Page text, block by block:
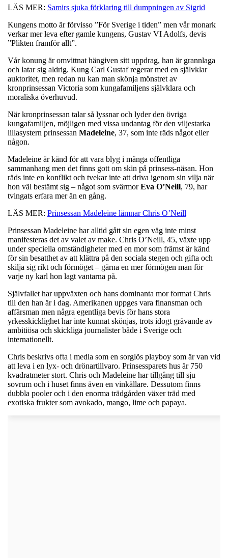
LÄS MER: Samirs sjuka förklaring till dumpningen av Sigrid
Kungens motto är förvisso ”För Sverige i tiden” men vår monark
verkar mer leva efter gamle kungens, Gustav VI Adolfs, devis
”Plikten framför allt”.
Vår konung är omvittnat hängiven sitt uppdrag, han är grannlaga
och latar sig aldrig. Kung Carl Gustaf regerar med en självklar
auktoritet, men redan nu kan man skönja mönstret av
kronprinsessan Victoria som kungafamiljens självklara och
moraliska överhuvud.
När kronprinsessan talar så lyssnar och lyder den övriga
kungafamiljen, möjligen med vissa undantag för den viljestarka
lillasystern prinsessan Madeleine, 37, som inte räds något eller
någon.
Madeleine är känd för att vara blyg i många offentliga
sammanhang men det finns gott om skin på prinsess-näsan. Hon
räds inte en konflikt och tvekar inte att driva igenom sin vilja när
hon väl bestämt sig – något som svärmorEva O’Neill, 79, har
tvingats erfara mer än en gång.
LÄS MER: Prinsessan Madeleine lämnar Chris O’Neill
Prinsessan Madeleine har alltid gått sin egen väg inte minst
manifesteras det av valet av make. Chris O’Neill, 45, växte upp
under speciella omständigheter med en mor som främst är känd
för sin besatthet av att klättra på den sociala stegen och gifta och
skilja sig rikt och förmöget – gärna en mer förmögen man för
varje ny karl hon lagt vantarna på.
Självfallet har uppväxten och hans dominanta mor format Chris
till den han är i dag. Amerikanen uppges vara finansman och
affärsman men några egentliga bevis för hans stora
yrkesskicklighet har inte kunnat skönjas, trots idogt grävande av
ambitiösa och skickliga journalister både i Sverige och
internationellt.
Chris beskrivs ofta i media som en sorglös playboy som är van vid
att leva i en lyx- och drönartillvaro. Prinsessparets hus är 750
kvadratmeter stort. Chris och Madeleine har tillgång till sju
sovrum och i huset finns även en vinkällare. Dessutom finns
dubbla pooler och i den enorma trädgården växer träd med
exotiska frukter som avokado, mango, lime och papaya.